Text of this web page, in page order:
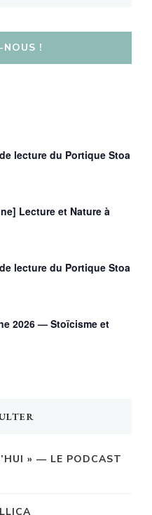
NOUS !
lecture du Portique Stoa
Lecture et Nature à
lecture du Portique Stoa
2026 — Stoïcisme et
» — LE PODCAST